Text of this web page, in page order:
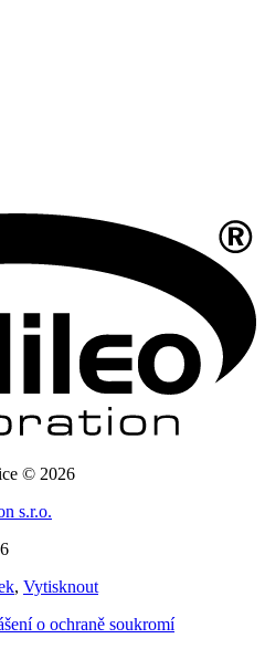
© 2026
s.r.o.
, Vytisknout
o ochraně soukromí